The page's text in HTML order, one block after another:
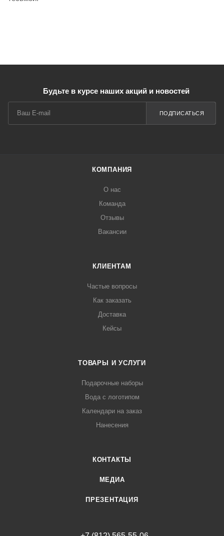
Будьте в курсе наших акций и новостей
ПОДПИСАТЬСЯ
КОМПАНИЯ
О нас
Команда
Отзывы
Вакансии
КЛИЕНТАМ
Частые вопросы
Как заказать
Доставка
Кейсы
ТОВАРЫ И УСЛУГИ
Подарочные наборы
Вода с логотипом
Календари на заказ
Нанесения
КОНТАКТЫ
МЕДИА
ПРЕЗЕНТАЦИЯ